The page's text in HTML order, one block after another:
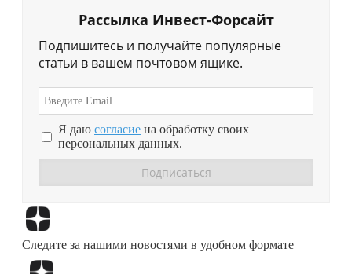
Рассылка Инвест-Форсайт
Подпишитесь и получайте популярные
статьи в вашем почтовом ящике.
Я даю согласие на обработку своих
персональных данных.
Следите за нашими новостями в удобном формате